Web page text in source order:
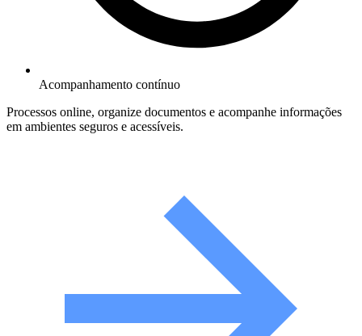
Acompanhamento contínuo
Processos online, organize documentos e acompanhe informações
em ambientes seguros e acessíveis.